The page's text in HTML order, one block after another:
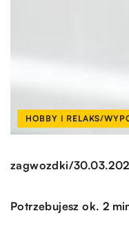
HOBBY I RELAKS/
zagwozdki/
Potrzebujesz ok. 2